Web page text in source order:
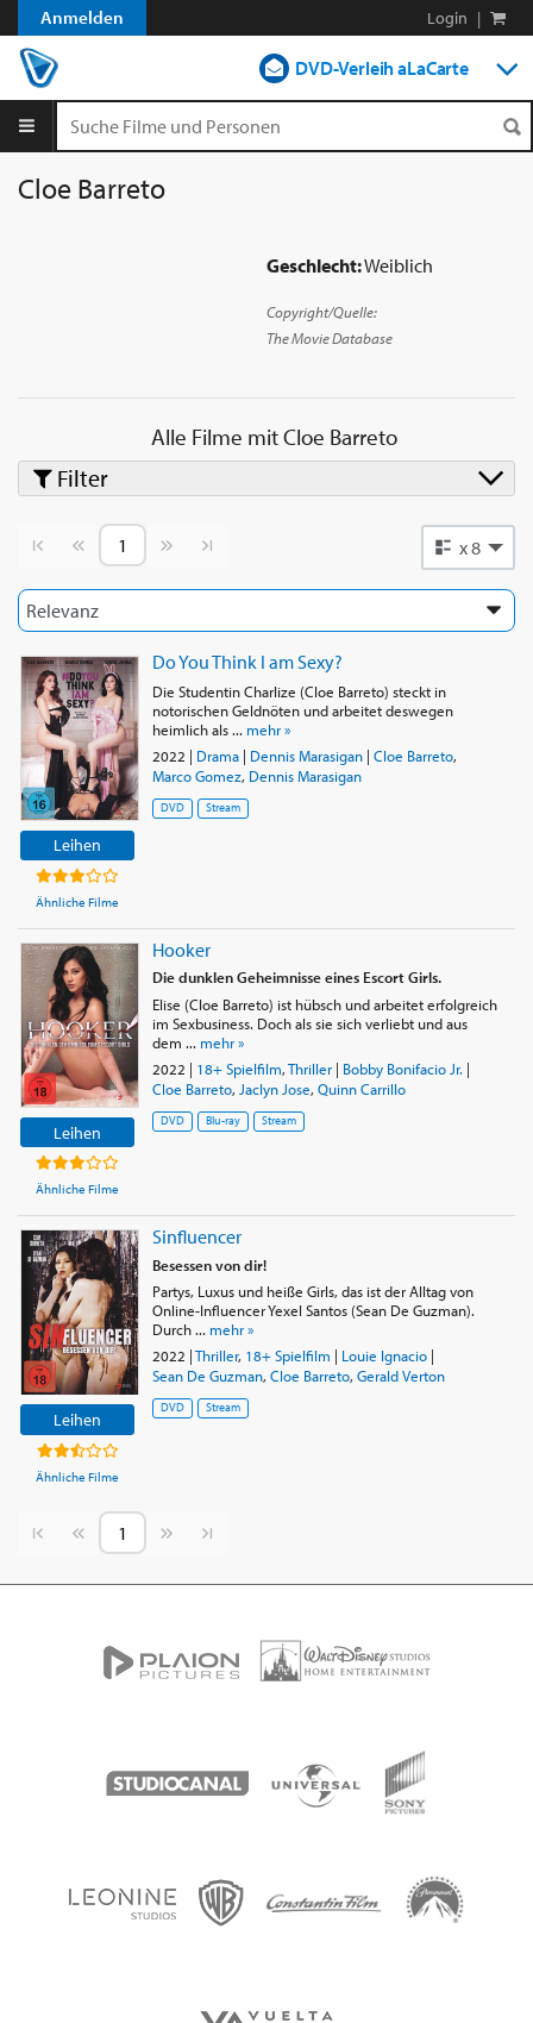
Anmelden Login |
DVD-Verleih aLaCarte
Geschlecht:Weiblich
Copyright/Quelle:
The Movie Database
Cloe Barreto
Alle Filme mitCloe Barreto
Vorherige SeiteNächste Seite x 8
Leihen
Ähnliche Filme
Do You Think I am Sexy?
Die Studentin Charlize (Cloe Barreto) steckt in
notorischen Geldnöten und arbeitet deswegen
heimlich als ... mehr »
2022 | Drama| Dennis Marasigan| Cloe Barreto,
Marco Gomez, Dennis Marasigan
DVD Stream
Leihen
Ähnliche Filme
Hooker
Die dunklen Geheimnisse eines Escort Girls.
Elise (Cloe Barreto) ist hübsch und arbeitet erfolgreich
im Sexbusiness. Doch als sie sich verliebt und aus
dem ... mehr »
2022 | 18+ Spielfilm,Thriller| Bobby Bonifacio Jr. |
Cloe Barreto, Jaclyn Jose, Quinn Carrillo
DVD Blu-ray Stream
Leihen
Ähnliche Filme
Sinfluencer
Besessen von dir!
Partys, Luxus und heiße Girls, das ist der Alltag von
Online-Influencer Yexel Santos (Sean De Guzman).
Durch ... mehr »
2022 |Thriller, 18+ Spielfilm | Louie Ignacio|
Sean De Guzman, Cloe Barreto, Gerald Verton
DVD Stream
Vorherige SeiteNächste Seite
Filter